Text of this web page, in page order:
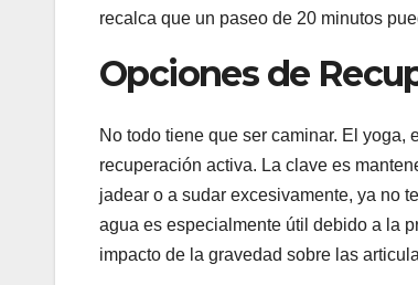
recalca que un paseo de 20 minutos
Opciones de
No todo tiene que ser caminar. El
recuperación activa. La clave es
jadear o a sudar excesivamente, ya no
agua es especialmente útil debido a la
impacto de la gravedad sobre las